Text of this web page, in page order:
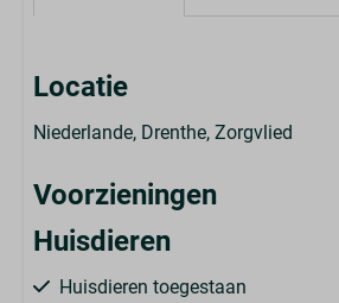
Locatie
Niederlande, Drenthe, Zorgvlied
Voorzieningen
Huisdieren
Huisdieren toegestaan